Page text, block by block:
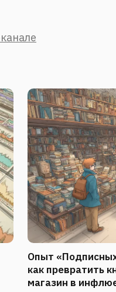
Опыт
как превратить
магазин в